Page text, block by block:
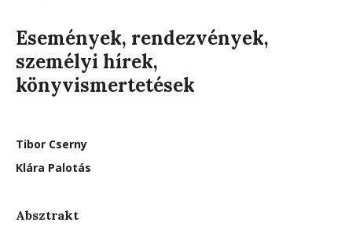
Események, rendezvények,
személyi hírek,
könyvismertetések
Tibor Cserny
Klára Palotás
Absztrakt